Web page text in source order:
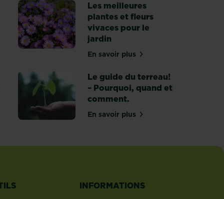
de pommes de terre choisir?
Les meilleures
plantes et fleurs
vivaces pour le
jardin
En savoir plussur Les meilleures plantes et
le terreau: tout ce que vous devez savoir
Le guide du terreau!
– Pourquoi, quand et
comment.
En savoir plussur Le guide du terreau! –
INFORMATIONS